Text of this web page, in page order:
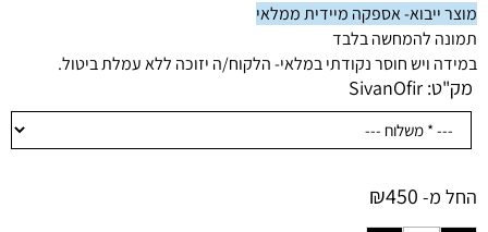
מוצר ייבוא- אספקה מיידית ממלאי
תמונה להמחשה בלבד
במידה ויש חוסר נקודתי במלאי- הלקוח/ה יזוכה ללא עמלת ביטול.
מק"ט: SivanOfir
החל מ- ₪450